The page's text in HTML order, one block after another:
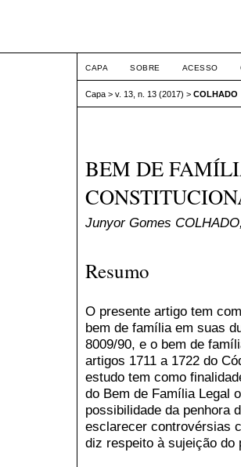
CAPA SOBRE ACESSO
Capa > v. 13, n. 13 (2017) > COLHADO
BEM DE
Junyor Gomes
Resumo
O presente artigo tem
bem de família em suas
8009/90, e o bem de
artigos 1711 a 1722 do
estudo tem como
do Bem de Família Legal
possibilidade da penhora
esclarecer controvérsias
diz respeito à sujeição do